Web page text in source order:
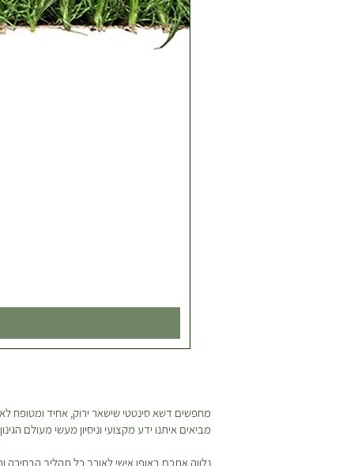
מחפשים דשא סינטטי שישאר ירוק, אחיד ומטופח
מביאים איתנו ידע מקצועי וניסיון מעשי מעולם
נלווה אתכם באופן אישי לאורך כל תהליך